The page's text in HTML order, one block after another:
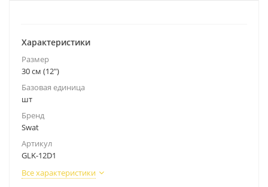
Характеристики
Размер
30 см (12")
Базовая единица
шт
Бренд
Swat
Артикул
GLK-12D1
Все характеристики